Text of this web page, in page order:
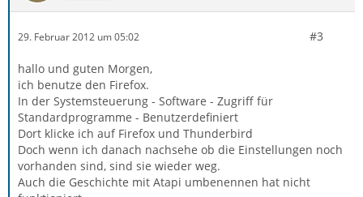
29. Februar 2012 um 05:02 #3
hallo und guten Morgen,
ich benutze den Firefox.
In der Systemsteuerung - Software - Zugriff für
Standardprogramme - Benutzerdefiniert
Dort klicke ich auf Firefox und Thunderbird
Doch wenn ich danach nachsehe ob die Einstellungen noch
vorhanden sind, sind sie wieder weg.
Auch die Geschichte mit Atapi umbenennen hat nicht